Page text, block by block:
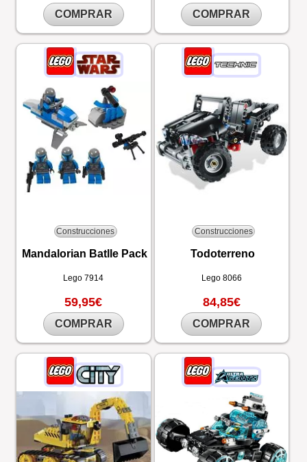
COMPRAR COMPRAR
Construcciones
Mandalorian Batlle Pack
Lego7914
59,95€
COMPRAR
Construcciones
Todoterreno
Lego 8066
84,85€
COMPRAR